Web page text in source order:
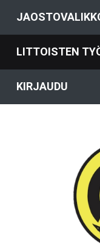
LITTOISTEN
KIRJAUDU